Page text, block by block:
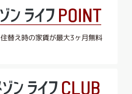
住替え時の家賃が最大3ヶ月無料